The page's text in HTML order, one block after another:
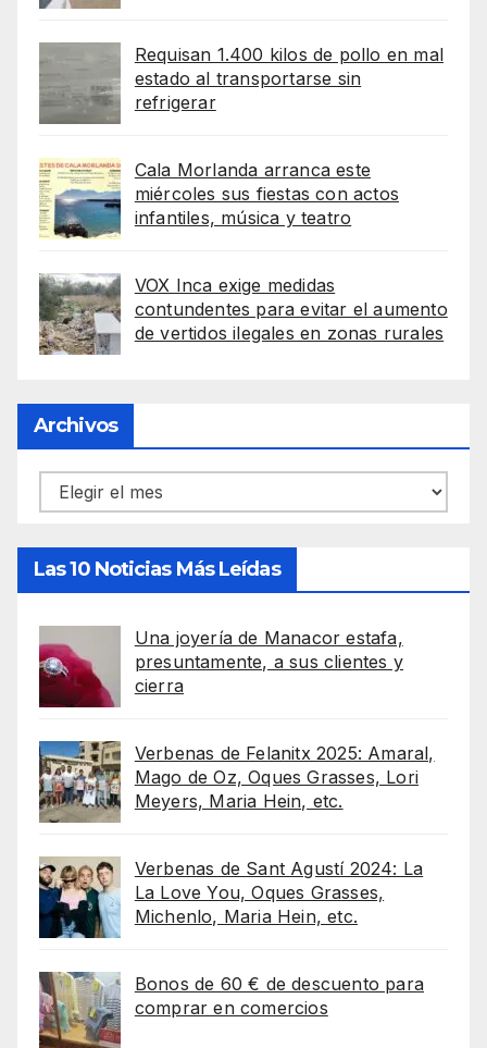
Requisan 1.400 kilos de pollo en mal
estado al transportarse sin
refrigerar
Cala Morlanda arranca este
miércoles sus fiestas con actos
infantiles, música y teatro
VOX Inca exige medidas
contundentes para evitar el aumento
de vertidos ilegales en zonas rurales
Archivos
Archivos
Las 10 Noticias Más Leídas
Una joyería de Manacor estafa,
presuntamente, a sus clientes y
cierra
Verbenas de Felanitx 2025: Amaral,
Mago de Oz, Oques Grasses, Lori
Meyers, Maria Hein, etc.
Verbenas de Sant Agustí 2024: La
La Love You, Oques Grasses,
Michenlo, Maria Hein, etc.
Bonos de 60 € de descuento para
comprar en comercios